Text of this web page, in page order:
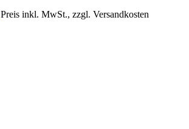
Preis inkl. MwSt., zzgl. Versandkosten